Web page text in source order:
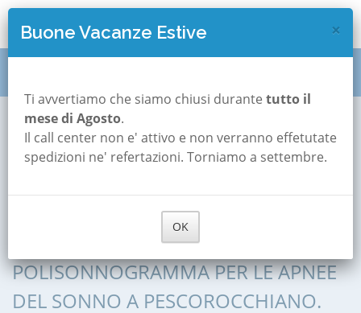
Polisonnografia a
Pescorocchiano
POLISONNOGRAFIA, POLIGRAFIA,
POLISONNOGRAMMA PER LE APNEE
DEL SONNO A PESCOROCCHIANO.
×
Buone Vacanze Estive
Ti avvertiamo che siamo chiusi durante tutto il
mese di Agosto.
Il call center non e' attivo e non verranno effetutate
spedizioni ne' refertazioni. Torniamo a settembre.
OK